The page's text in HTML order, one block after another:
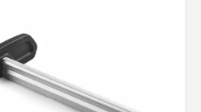
obsługującego